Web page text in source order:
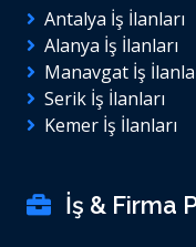
Antalya İş İlanları
Alanya İş İlanları
Manavgat İş
Serik İş İlanları
Kemer İş İlanları
İş & Firma